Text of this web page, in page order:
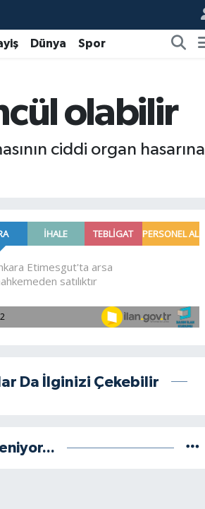
Dünya Spor
olabilir
ciddi organ hasarına
Da İlginizi Çekebilir